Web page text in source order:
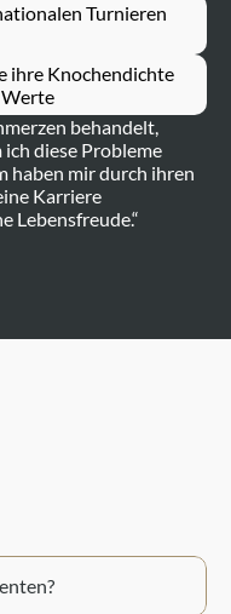
Turnieren
ihre Knochendichte
behandelt,
diese Probleme
haben mir durch ihren
Karriere
Lebensfreude.“